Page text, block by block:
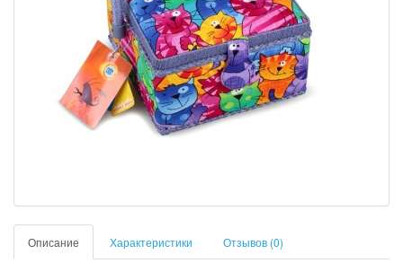
Описание Характеристики Отзывов (0)